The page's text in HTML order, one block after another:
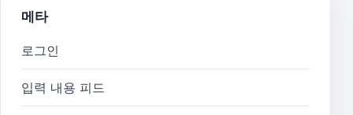
메타
로그인
입력 내용 피드